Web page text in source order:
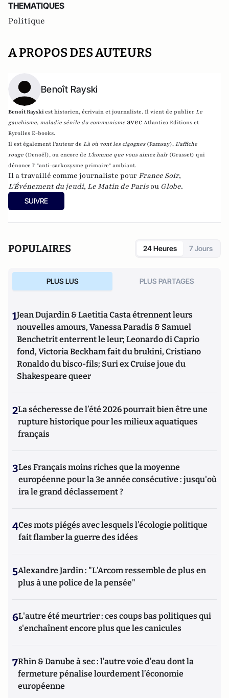
THEMATIQUES
Politique
A PROPOS DES AUTEURS
Benoît Rayski
Benoît Rayskiest historien, écrivain et journaliste. Il vient de publier Le
gauchisme, maladie sénile du communisme avec Atlantico Editions et
Eyrolles E-books.
Il est également l'auteur de Là où vont les cigognes (Ramsay), L'affiche
rouge (Denoël), ou encore de L'homme que vous aimez haïr (Grasset) qui
dénonce l' "anti-sarkozysme primaire" ambiant.
Il a travaillé comme journaliste pour France Soir,
L'Événement du jeudi, Le Matin de Parisou Globe.
SUIVRE
POPULAIRES 24 Heures 7 Jours
PLUS LUS PLUS PARTAGES
1Jean Dujardin & Laetitia Casta étrennent leurs
nouvelles amours, Vanessa Paradis & Samuel
Benchetrit enterrent le leur; Leonardo di Caprio
fond, Victoria Beckham fait du brukini, Cristiano
Ronaldo du bisco-fils; Suri ex Cruise joue du
Shakespeare queer
2La sécheresse de l’été 2026 pourrait bien être une
rupture historique pour les milieux aquatiques
français
3Les Français moins riches que la moyenne
européenne pour la 3e année consécutive : jusqu'où
ira le grand déclassement ?
4Ces mots piégés avec lesquels l’écologie politique
fait flamber la guerre des idées
5Alexandre Jardin : "L'Arcom ressemble de plus en
plus à une police de la pensée"
6L'autre été meurtrier : ces coups bas politiques qui
s'enchaînent encore plus que les canicules
7Rhin & Danube à sec : l’autre voie d’eau dont la
fermeture pénalise lourdement l’économie
européenne